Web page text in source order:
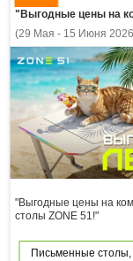
(29 Мая - 15 Июня
"Выгодные цены на
столы ZONE 51!"
Письменные столы,